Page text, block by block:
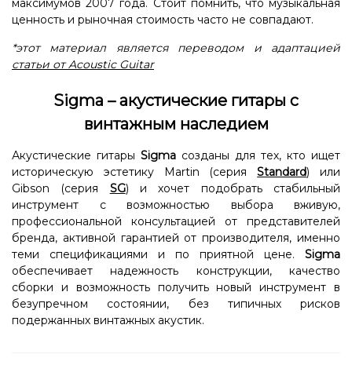
максимумов 2007 года. Стоит помнить, что музыкальная
ценность и рыночная стоимость часто не совпадают.
*этот материал является переводом и адаптацией
статьи от Acoustic Guitar
Sigma – акустические гитары с
винтажным наследием
Акустические гитары Sigma созданы для тех, кто ищет
историческую эстетику Martin (серияStandard) или
Gibson (серия SG) и хочет подобрать стабильный
инструмент с возможностью выбора вживую,
профессиональной консультацией от представителей
бренда, активной гарантией от производителя, именно
теми спецификациями и по приятной цене. Sigma
обеспечивает надежность конструкции, качество
сборки и возможность получить новый инструмент в
безупречном состоянии, без типичных рисков
подержанных винтажных акустик.